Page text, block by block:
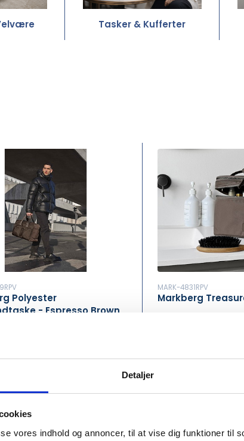
Detaljer
vores indhold og annoncer, til at vise dig funktioner til
Tasker & Kufferter
Polyester
- Espresso Brown
inkl. moms
Tilføj til Kurv
MARK-4831RPV
Markberg
DKK 375,00 inkl. moms
•••